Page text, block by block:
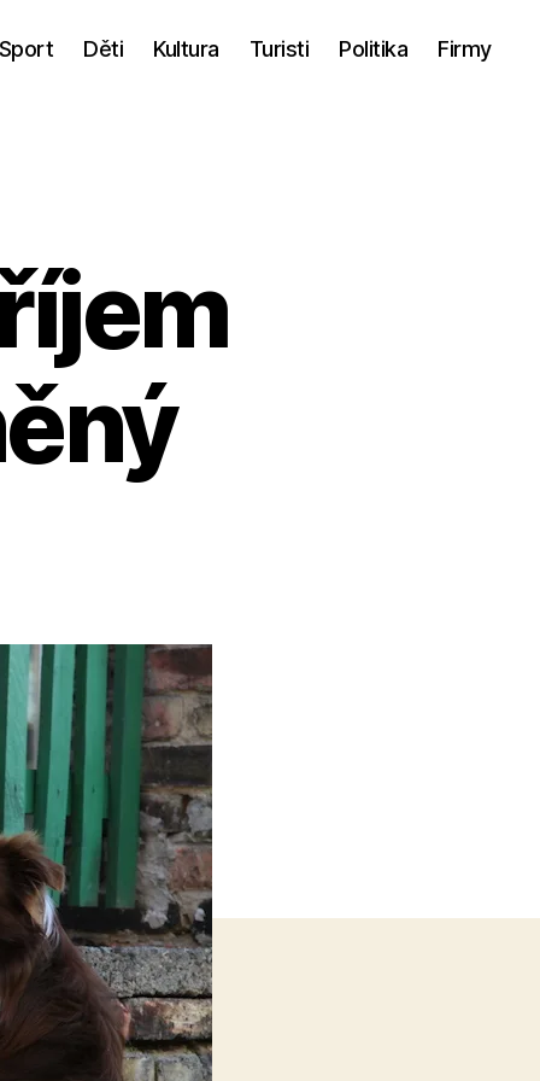
Sport Děti Kultura Turisti Politika Firmy